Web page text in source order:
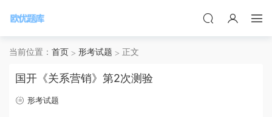
当前位置： 首页 形考试题 正文
国开《关系营销》第2次测验
形考试题